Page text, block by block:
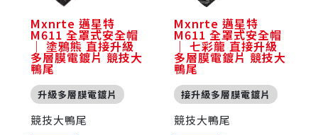
Mxnrte 邁星特
M611 全罩式安全帽
｜ 塗鴉熊 直接升級
多層膜電鍍片 競技大
鴨尾
升級多層膜電鍍片
競技大鴨尾
Mxnrte 邁星特
M611 全罩式安全帽
｜ 七彩龍 直接升級
多層膜電鍍片 競技大
鴨尾
接升級多層膜電鍍片
競技大鴨尾